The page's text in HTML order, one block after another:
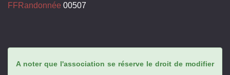
FFRandonnée 00507
A noter que l'association se réserve le droit de modifier